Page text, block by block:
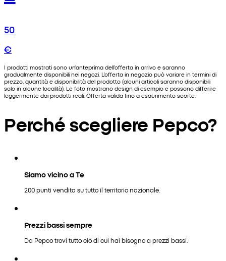
50
€
I prodotti mostrati sono un'anteprima dell'offerta in arrivo e saranno
gradualmente disponibili nei negozi. L'offerta in negozio può variare in termini di
prezzo, quantità e disponibilità del prodotto (alcuni articoli saranno disponibili
solo in alcune località). Le foto mostrano design di esempio e possono differire
leggermente dai prodotti reali. Offerta valida fino a esaurimento scorte.
Perché scegliere Pepco?
Siamo vicino a Te
200 punti vendita su tutto il territorio nazionale.
Prezzi bassi sempre
Da Pepco trovi tutto ciò di cui hai bisogno a prezzi bassi.